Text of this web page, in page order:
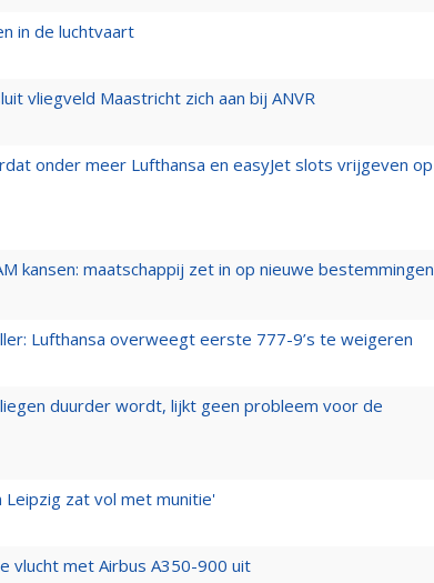
in de luchtvaart
vliegveld Maastricht zich aan bij ANVR
onder meer Lufthansa en easyJet slots vrijgeven op
kansen: maatschappij zet in op nieuwe bestemmingen
Lufthansa overweegt eerste 777-9’s te weigeren
duurder wordt, lijkt geen probleem voor de
zat vol met munitie'
vlucht met Airbus A350-900 uit